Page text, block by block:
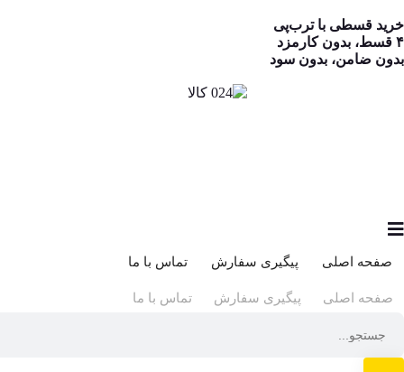
خرید قسطی با ترب‌پی
۴ قسط، بدون کارمزد
بدون ضامن، بدون سود
صفحه اصلی پیگیری سفارش تماس با ما
صفحه اصلی پیگیری سفارش تماس با ما